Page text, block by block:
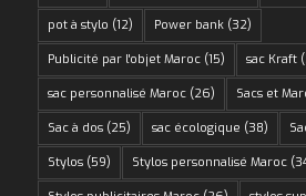
pot à stylo (12) Power bank(32)
Publicité par l'objet Maroc(15) sac Kraft
sac personnalisé Maroc(26) Sacs et
Sac à dos(25) sac écologique (38)
Stylos(59) Stylos personnalisé Maroc